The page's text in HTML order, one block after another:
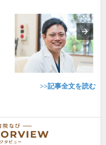
>>記事全文を読む